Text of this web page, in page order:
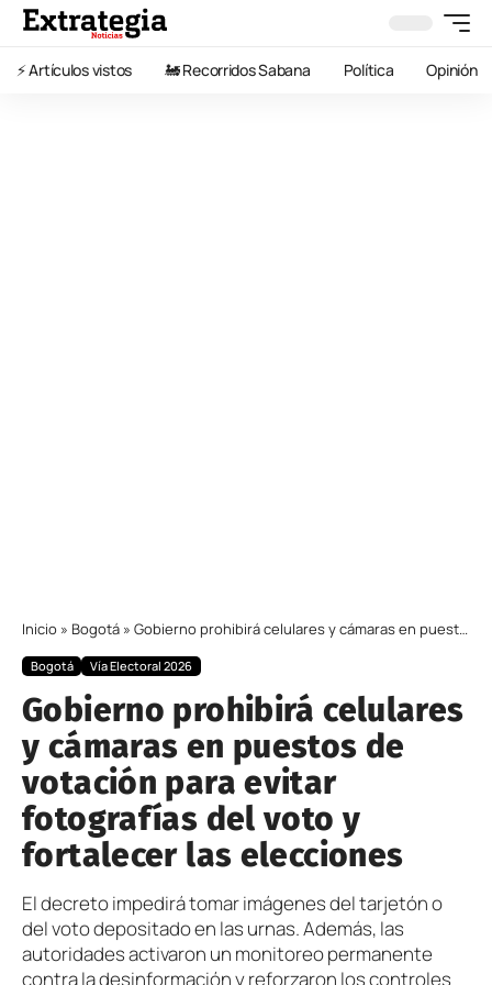
⚡️ Artículos vistos 🚂 Recorridos Sabana Política Opinión
Inicio » Bogotá » Gobierno prohibirá celulares y cámaras en puestos de votación para evitar fotografías del voto y fortalecer las elecciones
Bogotá Vía Electoral 2026
Gobierno prohibirá celulares
y cámaras en puestos de
votación para evitar
fotografías del voto y
fortalecer las elecciones
El decreto impedirá tomar imágenes del tarjetón o
del voto depositado en las urnas. Además, las
autoridades activaron un monitoreo permanente
contra la desinformación y reforzaron los controles